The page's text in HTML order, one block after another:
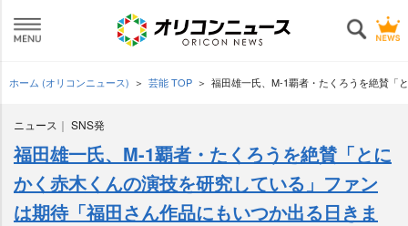
ホーム (オリコンニュース) 芸能 TOP 福田雄一氏、M-1覇者・たくろうを絶賛「
ニュース SNS発
福田雄一氏、M-1覇者・たくろうを絶賛「とに
かく赤木くんの演技を研究している」ファン
は期待「福田さん作品にもいつか出る日きま